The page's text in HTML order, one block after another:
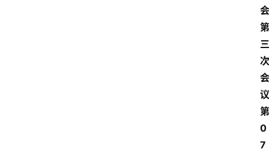
会
第
三
次
会
议
第
0
7